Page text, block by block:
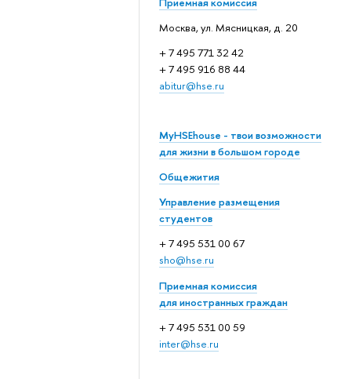
Москва, ул. Мясницкая, д. 20
+ 7 495 771 32 42
+ 7 495 916 88 44
abitur@hse.ru
MyHSEhouse - твои возможности
для жизни в большом городе
Общежития
Управление размещения
студентов
+ 7 495 531 00 67
sho@hse.ru
Приемная комиссия
для иностранных граждан
+ 7 495 531 00 59
inter@hse.ru